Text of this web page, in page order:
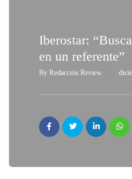
Iberostar:
en un referente”
By Redacción Review